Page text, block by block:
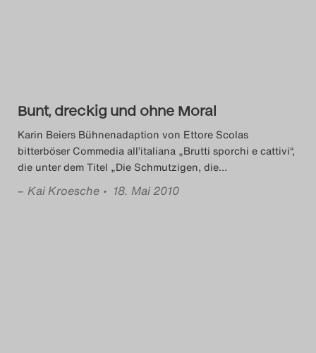
Bunt, dreckig und ohne Moral
Karin Beiers Bühnenadaption von Ettore Scolas
bitterböser Commedia all’italiana „Brutti sporchi e cattivi“,
die unter dem Titel „Die Schmutzigen, die…
– Kai Kroesche • 18. Mai 2010